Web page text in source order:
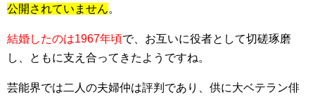
公開されていません。
結婚したのは1967年頃で、お互いに役者として切磋琢磨
し、ともに支え合ってきたようですね。
芸能界では二人の夫婦仲は評判であり、供に大ベテラン俳